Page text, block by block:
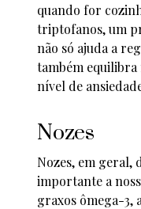
quando for
triptofanos, um
não só ajuda a
também equilibra
nível de
Nozes
Nozes, em geral,
importante a
graxos ômega-3,